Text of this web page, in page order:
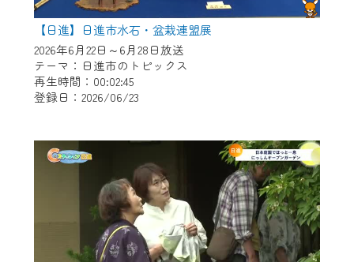
【日進】日進市水石・盆栽連盟展
2026年6月22日～6月28日放送
テーマ：日進市のトピックス
再生時間：00:02:45
登録日：2026/06/23
＜メンテナンス情報＞
CCNetWebTVのリニューアルにともないメ
ンテナンス作業を予定しています。
作業の間は、CCNetWebTVの画面が「メン
テナンス中」になり、ご利用いただけませ
ご不便をおかけいたしますが、ご了承の程
よろしくお願いいたします。